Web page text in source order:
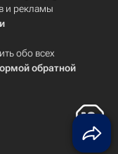
и рекламы
обо всех
обратной